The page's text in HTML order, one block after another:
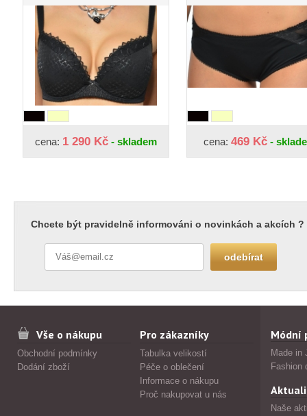
cena: 1 290 Kč - skladem cena: 469 Kč -
Chcete být pravidelně informováni o novinkách a akcích ?
Vše o nákupu
Obchodní podmínky
Dodání zboží
Pro zákazníky
Tabulka velikostí
Péče o oblečení
Informace o nákupu
Proč nakupovat u nás
Módní
Made in
Fashion
Naše